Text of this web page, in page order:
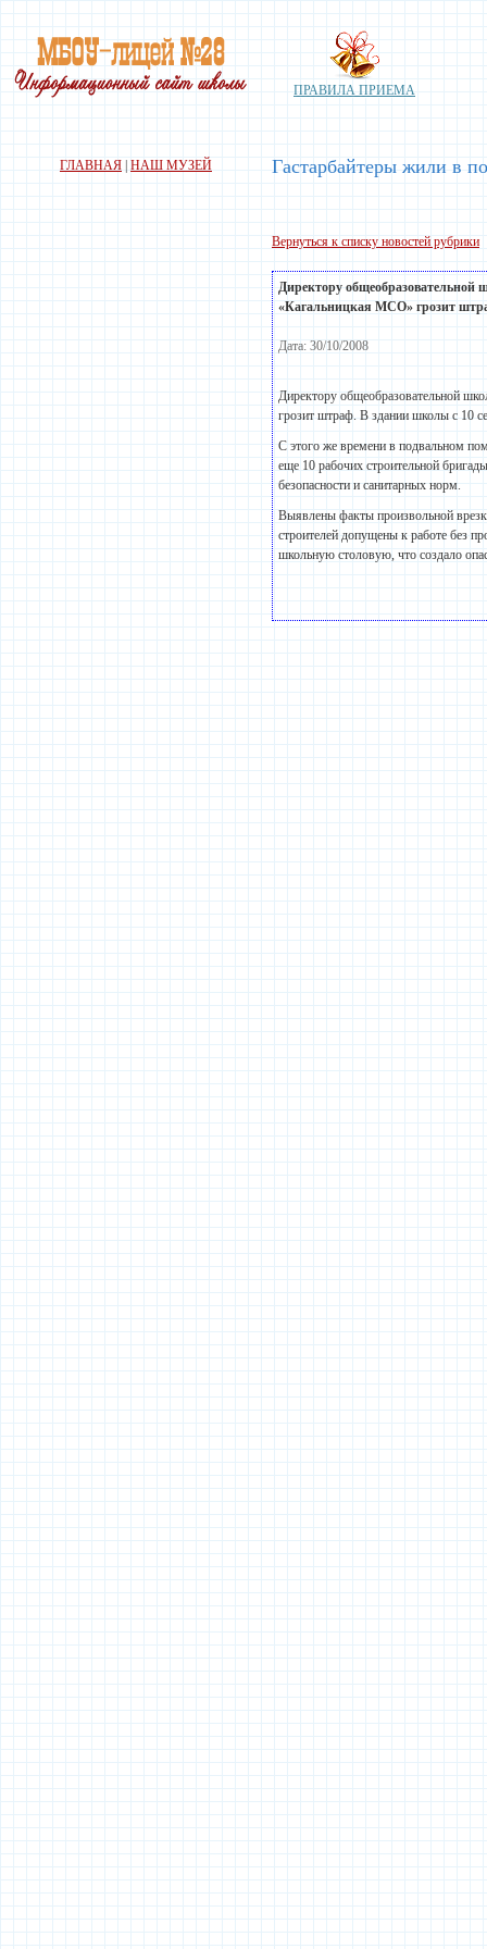
ПРАВИЛА ПРИЕМА
ГЛАВНАЯ НАШ МУЗЕЙ Гастарбайтеры жили в
Вернуться к списку новостей рубрики
Директору общеобразовательной
«Кагальницкая МСО» грозит
Дата: 30/10/2008
Директору общеобразовательной
грозит штраф. В здании школы с 10
С этого же времени в подвальном
еще 10 рабочих строительной
безопасности и санитарных норм.
Выявлены факты произвольной
строителей допущены к работе без
школьную столовую, что создало